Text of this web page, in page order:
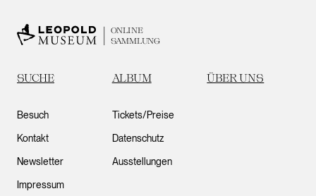
ONLINE
SAMMLUNG
SUCHE ALBUM ÜBER UNS
Besuch
Kontakt
Newsletter
Impressum
Tickets/Preise
Datenschutz
Ausstellungen